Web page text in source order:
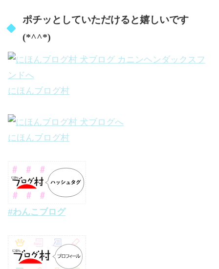
ポチッとしていただけると嬉しいです
(*^^*)
にほんブログ村
にほんブログ村
#わんこブログ